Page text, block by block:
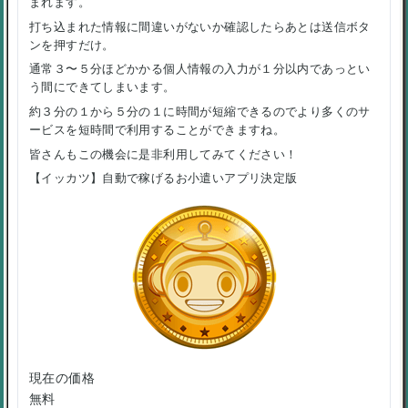
打ち込まれた情報に間違いがないか確認したらあとは送信ボタ
ンを押すだけ。
通常３〜５分ほどかかる個人情報の入力が１分以内であっとい
う間にできてしまいます。
約３分の１から５分の１に時間が短縮できるのでより多くのサ
ービスを短時間で利用することができますね。
皆さんもこの機会に是非利用してみてください！
【イッカツ】自動で稼げるお小遣いアプリ決定版
現在の価格
無料